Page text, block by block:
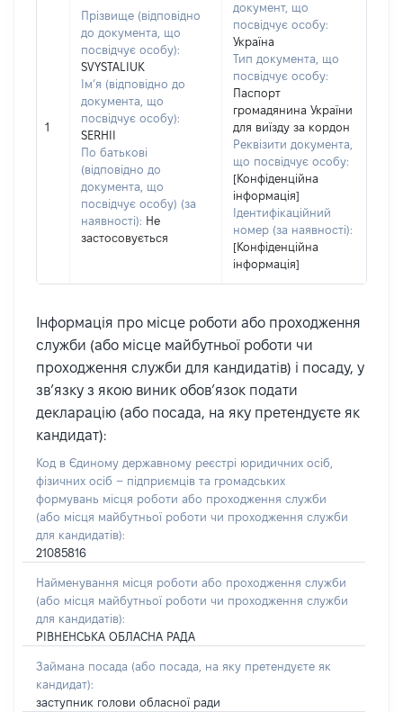
1
Прізвище (відповідно
до документа, що
посвідчує особу):
SVYSTALIUK
Ім’я (відповідно до
документа, що
посвідчує особу):
SERHII
По батькові
(відповідно до
документа, що
посвідчує особу) (за
наявності): Не
застосовується
документ, що
посвідчує особу:
Україна
Тип документа, що
посвідчує особу:
Паспорт
громадянина України
для виїзду за кордон
Реквізити документа,
що посвідчує особу:
[Конфіденційна
інформація]
Ідентифікаційний
номер (за наявності):
[Конфіденційна
інформація]
Інформація про місце роботи або проходження
служби (або місце майбутньої роботи чи
проходження служби для кандидатів) і посаду, у
зв’язку з якою виник обов’язок подати
декларацію (або посада, на яку претендуєте як
кандидат):
Код в Єдиному державному реєстрі юридичних осіб,
фізичних осіб – підприємців та громадських
формувань місця роботи або проходження служби
(або місця майбутньої роботи чи проходження служби
для кандидатів):
21085816
Найменування місця роботи або проходження служби
(або місця майбутньої роботи чи проходження служби
для кандидатів):
РІВНЕНСЬКА ОБЛАСНА РАДА
Займана посада (або посада, на яку претендуєте як
кандидат):
заступник голови обласної ради